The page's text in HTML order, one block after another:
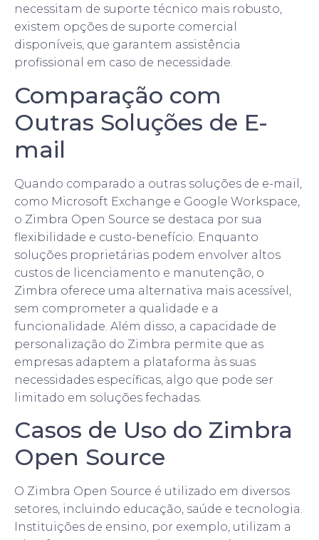
necessitam de suporte técnico mais robusto,
existem opções de suporte comercial
disponíveis, que garantem assistência
profissional em caso de necessidade.
Comparação com
Outras Soluções de E-
mail
Quando comparado a outras soluções de e-mail,
como Microsoft Exchange e Google Workspace,
o Zimbra Open Source se destaca por sua
flexibilidade e custo-benefício. Enquanto
soluções proprietárias podem envolver altos
custos de licenciamento e manutenção, o
Zimbra oferece uma alternativa mais acessível,
sem comprometer a qualidade e a
funcionalidade. Além disso, a capacidade de
personalização do Zimbra permite que as
empresas adaptem a plataforma às suas
necessidades específicas, algo que pode ser
limitado em soluções fechadas.
Casos de Uso do Zimbra
Open Source
O Zimbra Open Source é utilizado em diversos
setores, incluindo educação, saúde e tecnologia.
Instituições de ensino, por exemplo, utilizam a